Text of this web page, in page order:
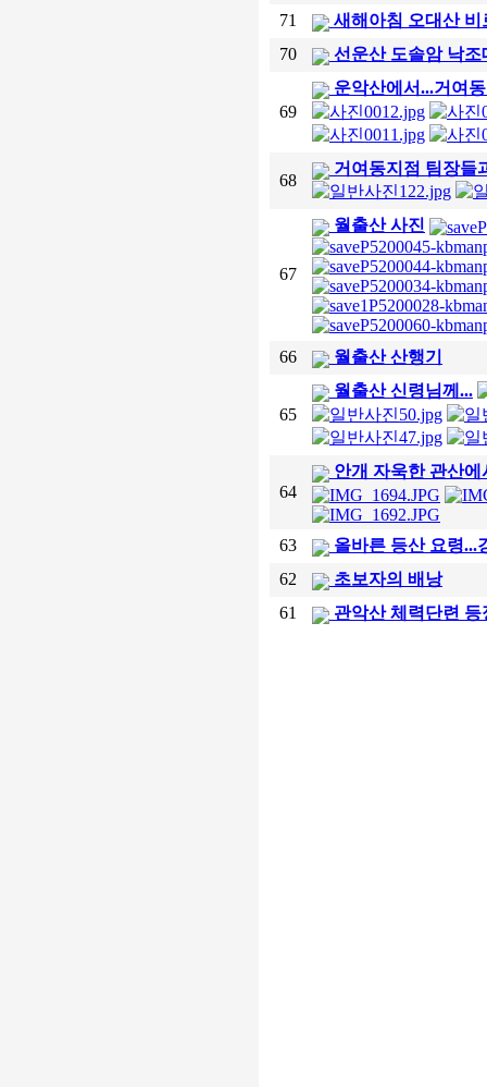
71
새해아침 오대산
70
선운산 도솔암 낙조
69
운악산에서...거여
68
거여동지점 팀장들
67
월출산 사진
66 월출산 산행기
65
월출산 신령님께...
64
안개 자욱한 관산에
63
올바른 등산 요령...
62
초보자의 배낭
61
관악산 체력단련 등